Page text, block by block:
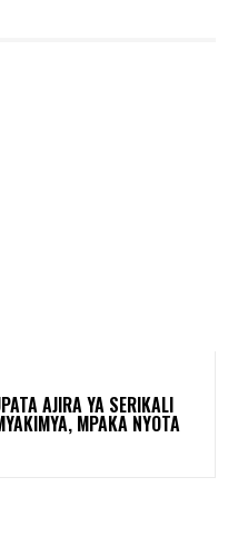
AJIRA YA SERIKALI
MPAKA NYOTA